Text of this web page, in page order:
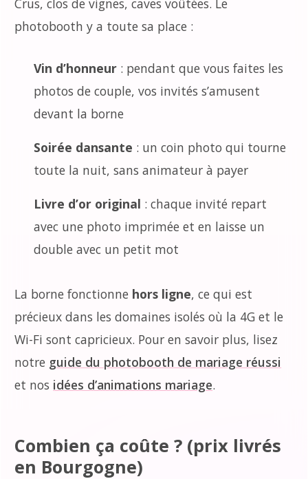
photobooth y a toute sa place :
Vin d’honneur : pendant que vous faites les
photos de couple, vos invités s’amusent
devant la borne
Soirée dansante : un coin photo qui tourne
toute la nuit, sans animateur à payer
Livre d’or original : chaque invité repart
avec une photo imprimée et en laisse un
double avec un petit mot
La borne fonctionne hors ligne, ce qui est
précieux dans les domaines isolés où la 4G et le
Wi-Fi sont capricieux. Pour en savoir plus, lisez
notre guide du photobooth de mariage réussi
et nos idées d’animations mariage.
Combien ça coûte ? (prix livrés
en Bourgogne)